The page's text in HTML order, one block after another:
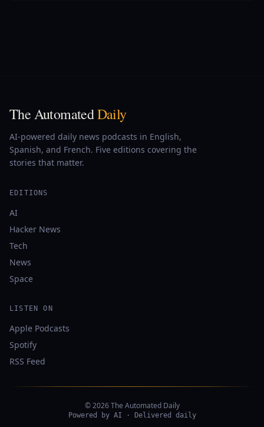
The AutomatedDaily
AI-powered daily news podcasts in English,
Spanish, and French. Five editions covering the
stories that matter.
EDITIONS
AI
Hacker News
Tech
News
Space
LISTEN ON
Apple Podcasts
Spotify
RSS Feed
© 2026 The Automated Daily
Powered by AI · Delivered daily